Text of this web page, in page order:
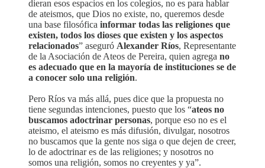
dieran esos espacios en los colegios, no es para hablar
de ateismos, que Dios no existe, no, queremos desde
una base filosófica informar todas las religiones que
existen, todos los dioses que existen y los aspectos
relacionados” aseguró Alexander Ríos, Representante
de la Asociación de Ateos de Pereira, quien agrega no
es adecuado que en la mayoría de instituciones se de
a conocer solo una religión.
Pero Ríos va más allá, pues dice que la propuesta no
tiene segundas intenciones, puesto que los “ateos no
buscamos adoctrinar personas, porque eso no es el
ateismo, el ateismo es más difusión, divulgar, nosotros
no buscamos que la gente nos siga o que dejen de creer,
lo de adoctrinar es de las religiones; y nosotros no
somos una religión, somos no creyentes y ya”.